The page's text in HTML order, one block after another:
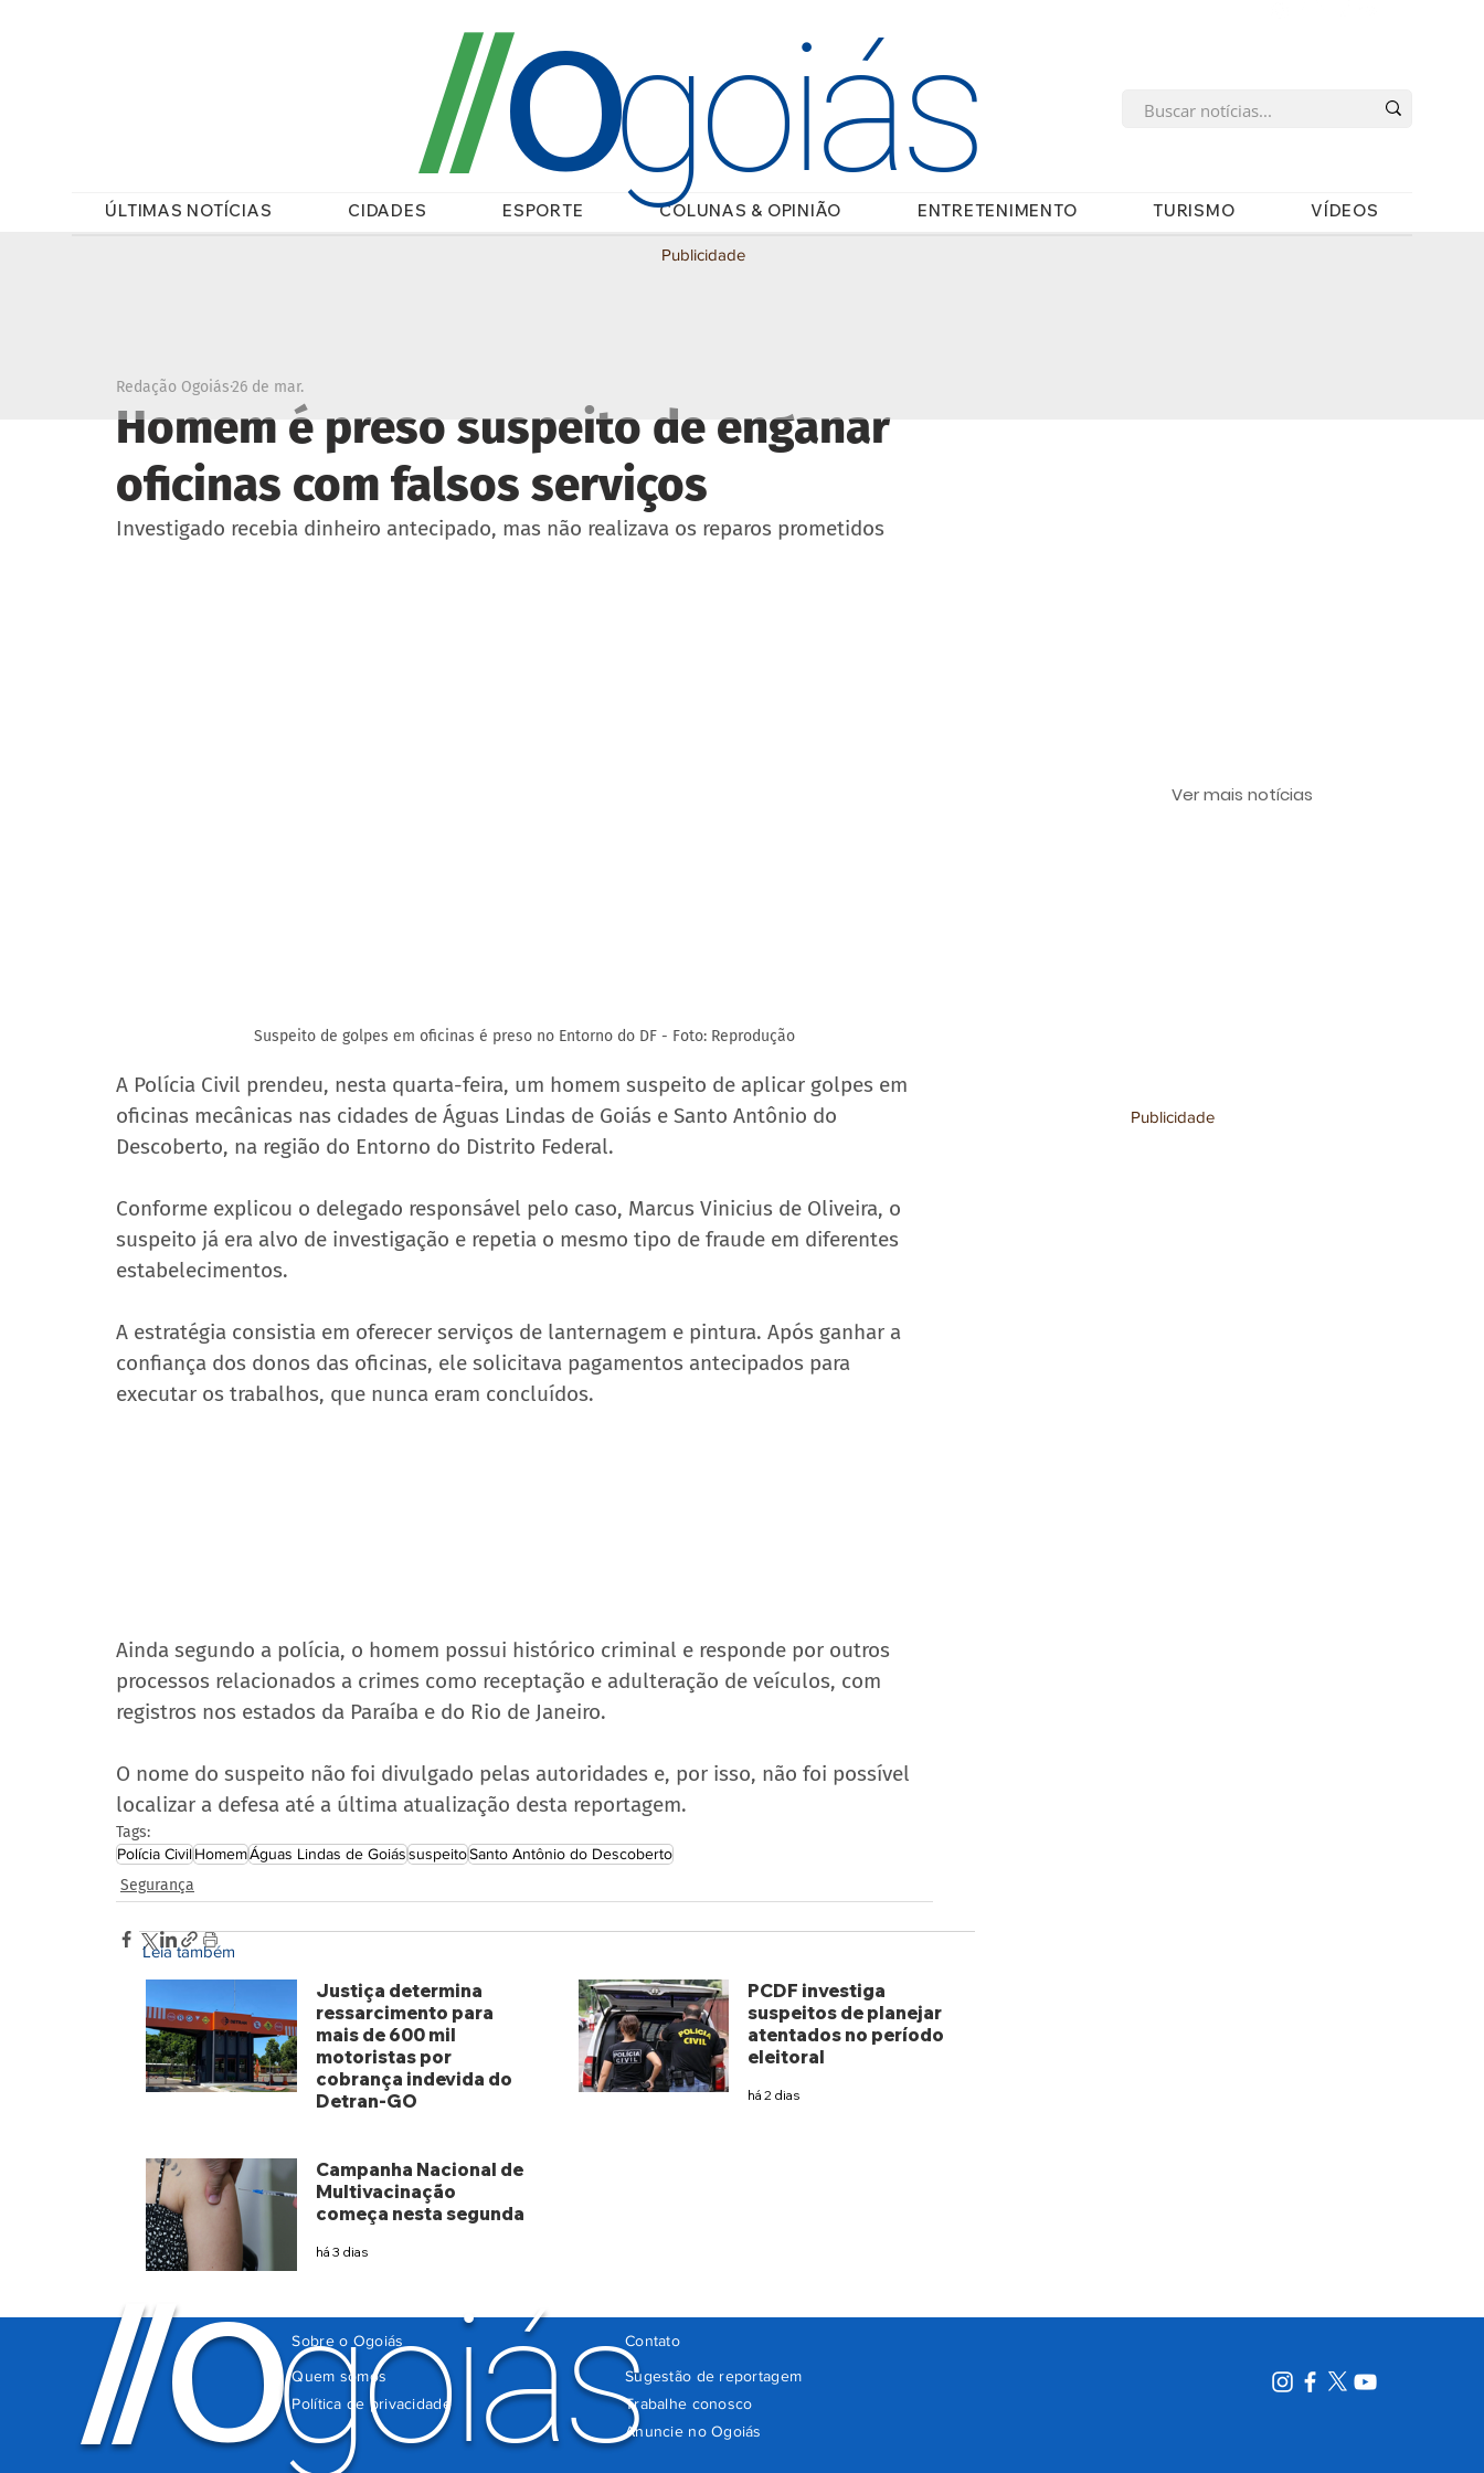
ÚLTIMAS NOTÍCIAS CIDADES ESPORTE COLUNAS & OPINIÃO ENTRETENIMENTO TURISMO VÍDEOS
//Ogoiás
Homem é preso suspeito de enganar
oficinas com falsos serviços
Redação Ogoiás26 de mar.
Investigado recebia dinheiro antecipado, mas não realizava os reparos prometidos
Suspeito de golpes em oficinas é preso no Entorno do DF - Foto: Reprodução
A Polícia Civil prendeu, nesta quarta-feira, um homem suspeito de aplicar golpes em
oficinas mecânicas nas cidades de Águas Lindas de Goiás e Santo Antônio do
Descoberto, na região do Entorno do Distrito Federal.
Conforme explicou o delegado responsável pelo caso, Marcus Vinicius de Oliveira, o
suspeito já era alvo de investigação e repetia o mesmo tipo de fraude em diferentes
estabelecimentos.
A estratégia consistia em oferecer serviços de lanternagem e pintura. Após ganhar a
confiança dos donos das oficinas, ele solicitava pagamentos antecipados para
executar os trabalhos, que nunca eram concluídos.
Ainda segundo a polícia, o homem possui histórico criminal e responde por outros
processos relacionados a crimes como receptação e adulteração de veículos, com
registros nos estados da Paraíba e do Rio de Janeiro.
O nome do suspeito não foi divulgado pelas autoridades e, por isso, não foi possível
localizar a defesa até a última atualização desta reportagem.
Tags:
Polícia Civil HomemÁguas Lindas de GoiássuspeitoSanto Antônio do Descoberto
Segurança
Publicidade
Publicidade
Ver mais notícias
Leia também
Justiça determina
ressarcimento para
mais de 600 mil
motoristas por
cobrança indevida do
Detran-GO
PCDF investiga
suspeitos de planejar
atentados no período
eleitoral
há 2 dias
Campanha Nacional de
Multivacinação
começa nesta segunda
há 3 dias
//Ogoiás
Quem somos
Sugestão de reportagem
Trabalhe conosco
Política de privacidade
Anuncie no Ogoiás
Contato
Sobre o Ogoiás